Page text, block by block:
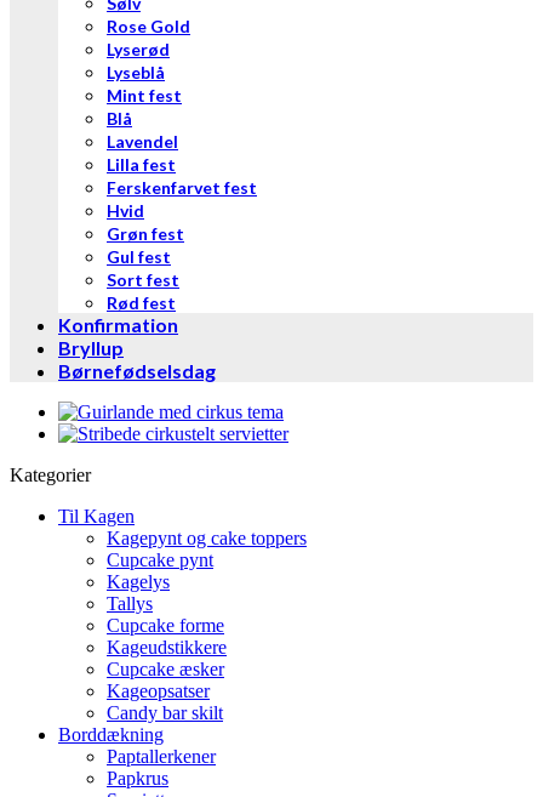
Rose Gold
Lyserød
Lyseblå
Mint fest
Blå
Lavendel
Lilla fest
Ferskenfarvet fest
Hvid
Grøn fest
Gul fest
Sort fest
Rød fest
Konfirmation
Bryllup
Børnefødselsdag
Kategorier
Til Kagen
Kagepynt og cake toppers
Cupcake pynt
Kagelys
Tallys
Cupcake forme
Kageudstikkere
Cupcake æsker
Kageopsatser
Candy bar skilt
Borddækning
Paptallerkener
Papkrus